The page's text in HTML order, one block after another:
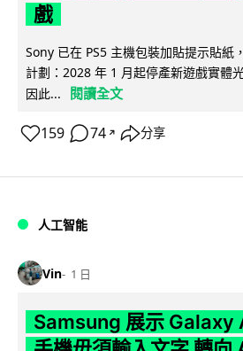
戲
Sony 已在 PS5 主機包裝加貼提示貼紙
計劃：2028 年 1 月起停產新遊戲實體
因此...
閱讀全文
159 74 ↗ 分享
人工智能
Vin 1 日
Samsung 展示 Galaxy